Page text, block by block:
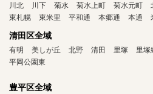
川北 川下 菊水 菊水上町 菊水元町
東札幌
東米里 平和通 本郷通 本通
清田区全域
有明 美しが丘 北野 清田 里塚 里塚
平岡公園東
豊平区全域